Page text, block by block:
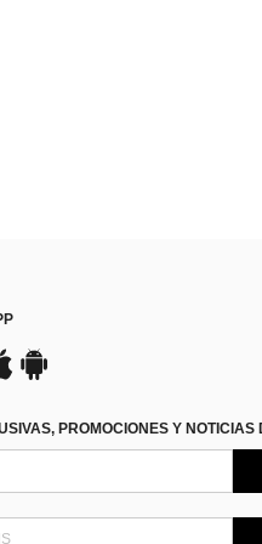
PROMOCIONES Y NOTICIAS